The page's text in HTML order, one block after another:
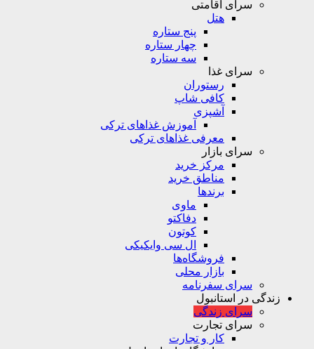
سرای اقامتی
هتل
پنج ستاره
چهار ستاره
سه ستاره
سرای غذا
رستوران
کافی شاپ
آشپزی
آموزش غذاهای ترکی
معرفی غذاهای ترکی
سرای بازار
مرکز خرید
مناطق خرید
برندها
ماوی
دفاکتو
کوتون
ال سی وایکیکی
فروشگاه‌ها
بازار محلی
سرای سفرنامه
زندگی در استانبول
سرای زندگی
سرای تجارت
کار و تجارت